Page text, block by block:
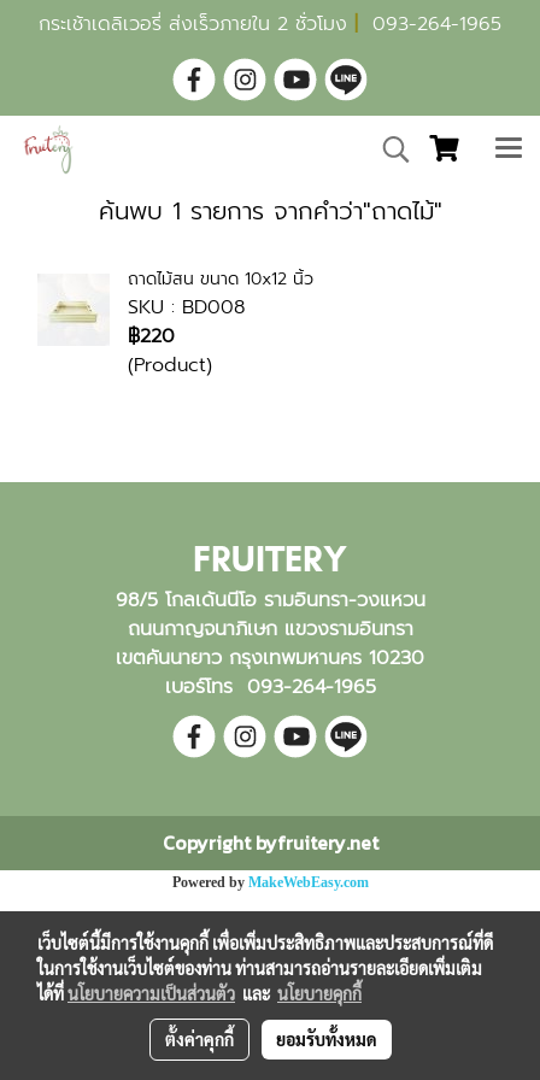
กระเช้าเดลิเวอรี่ ส่งเร็วภายใน 2 ชั่วโมง 093-264-1965
ค้นพบ 1 รายการ จากคำว่า"ถาดไม้"
ถาดไม้สน ขนาด 10x12 นิ้ว
SKU : BD008
฿220
(Product)
FRUITERY
98/5 โกลเด้นนีโอ รามอินทรา-วงแหวน
ถนนกาญจนาภิเษก แขวงรามอินทรา
เขตคันนายาว กรุงเทพมหานคร 10230
เบอร์โทร 093-264-1965
Copyright byfruitery.net
Powered by MakeWebEasy.com
เว็บไซต์นี้มีการใช้งานคุกกี้ เพื่อเพิ่มประสิทธิภาพและประสบการณ์ที่ดี
ในการใช้งานเว็บไซต์ของท่าน ท่านสามารถอ่านรายละเอียดเพิ่มเติม
ได้ที่นโยบายความเป็นส่วนตัว และ นโยบายคุกกี้
ตั้งค่าคุกกี้ ยอมรับทั้งหมด